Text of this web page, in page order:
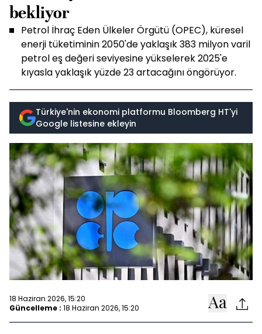
bekliyor
Petrol İhraç Eden Ülkeler Örgütü (OPEC), küresel
enerji tüketiminin 2050'de yaklaşık 383 milyon varil
petrol eş değeri seviyesine yükselerek 2025'e
kıyasla yaklaşık yüzde 23 artacağını öngörüyor.
Türkiye'nin ekonomi platformu Bloomberg HT'yi
Google listesine ekleyin
18 Haziran 2026, 15:20
Güncelleme : 18 Haziran 2026, 15:20